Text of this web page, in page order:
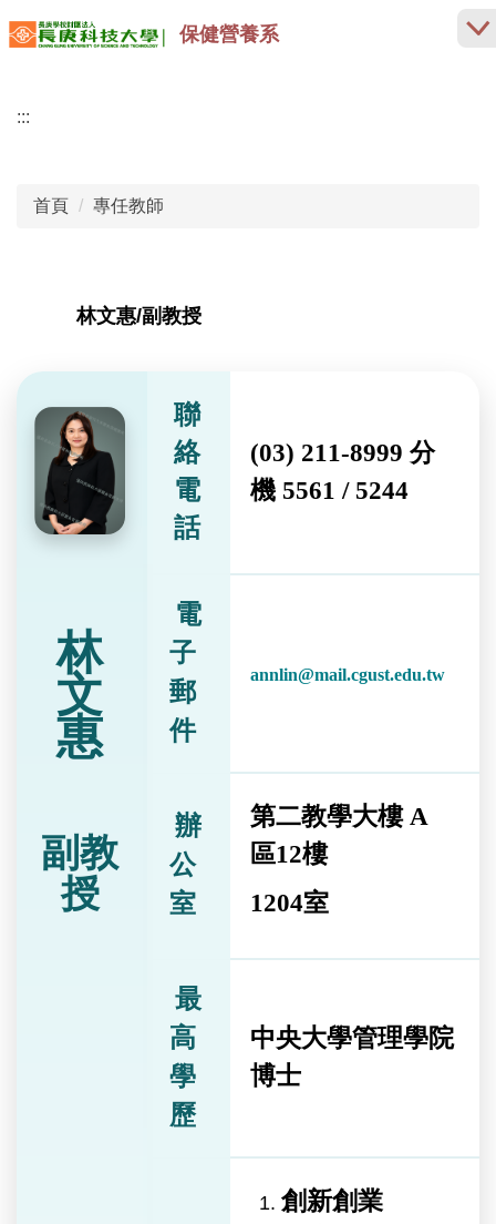
跳
到
內
保健營養系
:::
首頁 專任教師
林文惠/副教授
林
文
惠
副教
授
聯
絡
電
話
(03) 211-8999 分
機 5561 / 5244
電
子
郵
件
annlin@mail.cgust.edu.tw
辦
公
室
第二教學大樓 A
區12樓
1204室
最
高
學
歷
中央大學管理學院
博士
創新創業